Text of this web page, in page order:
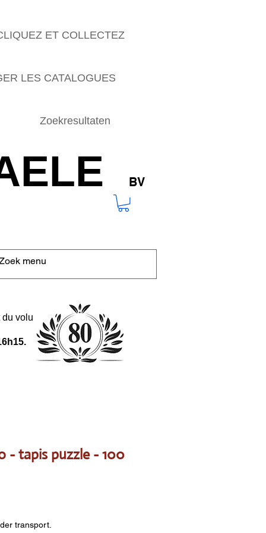
ET COLLECTEZ
LES CATALOGUES
Zoekresultaten
BV
volume de la commande.
- tapis puzzle - 100
transport.